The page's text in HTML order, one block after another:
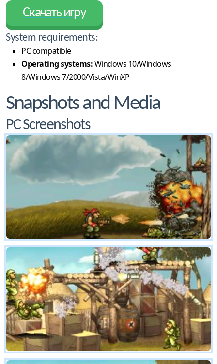
Скачать игру
System requirements:
PC compatible
Operating systems:Windows 10/Windows
8/Windows 7/2000/Vista/WinXP
Snapshots and Media
PC Screenshots